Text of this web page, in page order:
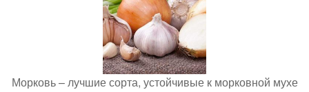
Морковь – лучшие сорта, устойчивые к морковной мухе